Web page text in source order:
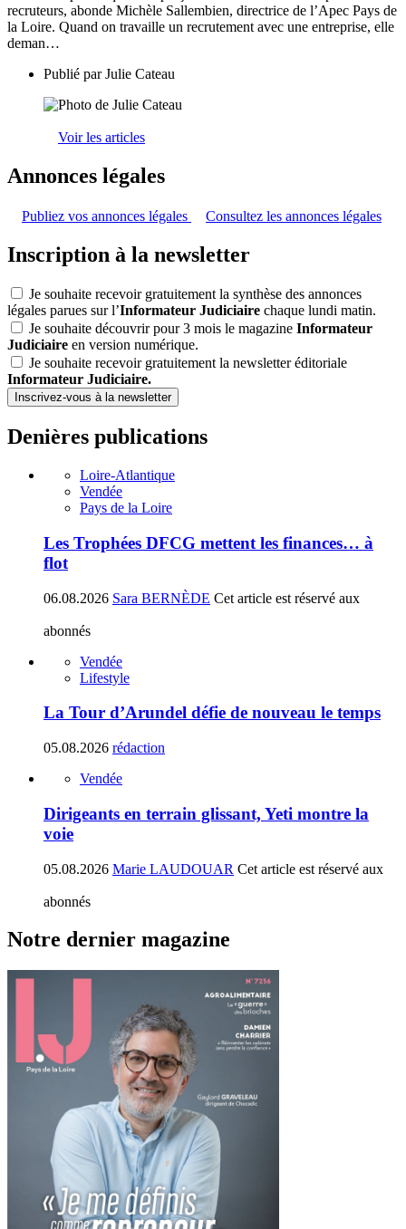
recruteurs, abonde Michèle Sallembien, directrice de l’Apec Pays de
la Loire. Quand on travaille un recrutement avec une entreprise, elle
deman…
Publié parJulie Cateau
Voir les articles
Annonces légales
Publiez vos annonces légales Consultez les annonces légales
Inscription à la newsletter
Je souhaite recevoir gratuitement la synthèse des annonces
légales parues sur l’Informateur Judiciaire chaque lundi matin.
Je souhaite découvrir pour 3 mois le magazine Informateur
Judiciaire en version numérique.
Je souhaite recevoir gratuitement la newsletter éditoriale
Informateur Judiciaire.
Inscrivez-vous à la newsletter
Denières publications
Loire-Atlantique
Vendée
Pays de la Loire
Les Trophées DFCG mettent les finances… à
flot
06.08.2026 Sara BERNÈDE Cet article est réservé aux
abonnés
Vendée
Lifestyle
La Tour d’Arundel défie de nouveau le temps
05.08.2026 rédaction
Vendée
Dirigeants en terrain glissant, Yeti montre la
voie
05.08.2026 Marie LAUDOUAR Cet article est réservé aux
abonnés
Notre dernier magazine